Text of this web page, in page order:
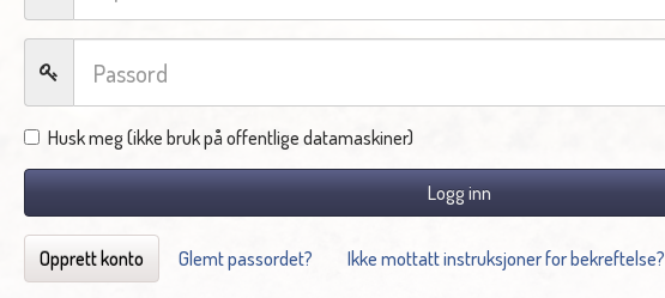
Husk meg (ikke bruk på offentlige datamaskiner)
Logg inn
Opprett konto Glemt passordet? Ikke mottatt instruksjoner for bekreftelse?